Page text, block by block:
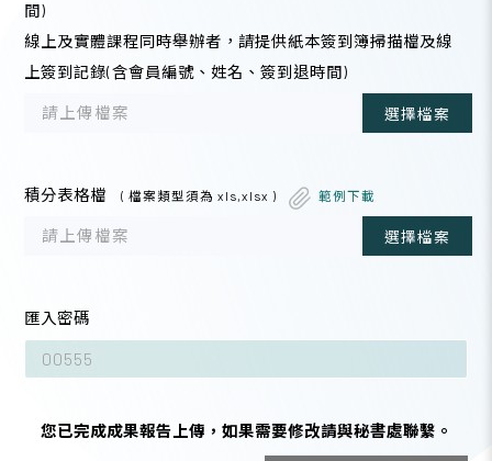
間)
線上及實體課程同時舉辦者，請提供紙本簽到簿掃描檔及線
上簽到記錄(含會員編號、姓名、簽到退時間)
請上傳檔案 選擇檔案
積分表格檔 ( 檔案類型須為 xls,xlsx ) 範例下載
請上傳檔案 選擇檔案
匯入密碼
您已完成成果報告上傳，如果需要修改請與秘書處聯繫。